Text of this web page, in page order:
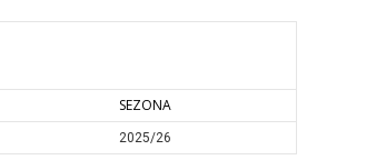
SEZONA
2025/26